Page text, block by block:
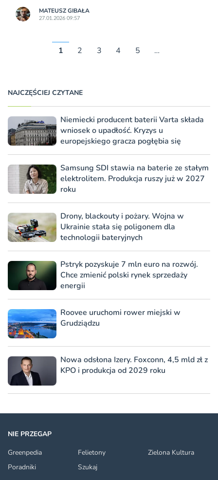
MATEUSZ GIBAŁA
27.01.2026 09:57
1 2 3 4 5 …
NAJCZĘŚCIEJ CZYTANE
Niemiecki producent baterii Varta składa
wniosek o upadłość. Kryzys u
europejskiego gracza pogłębia się
Samsung SDI stawia na baterie ze stałym
elektrolitem. Produkcja ruszy już w 2027
roku
Drony, blackouty i pożary. Wojna w
Ukrainie stała się poligonem dla
technologii bateryjnych
Pstryk pozyskuje 7 mln euro na rozwój.
Chce zmienić polski rynek sprzedaży
energii
Roovee uruchomi rower miejski w
Grudziądzu
Nowa odsłona Izery. Foxconn, 4,5 mld zł z
KPO i produkcja od 2029 roku
NIE PRZEGAP
Greenpedia
Felietony
Zielona Kultura
Poradniki
Szukaj